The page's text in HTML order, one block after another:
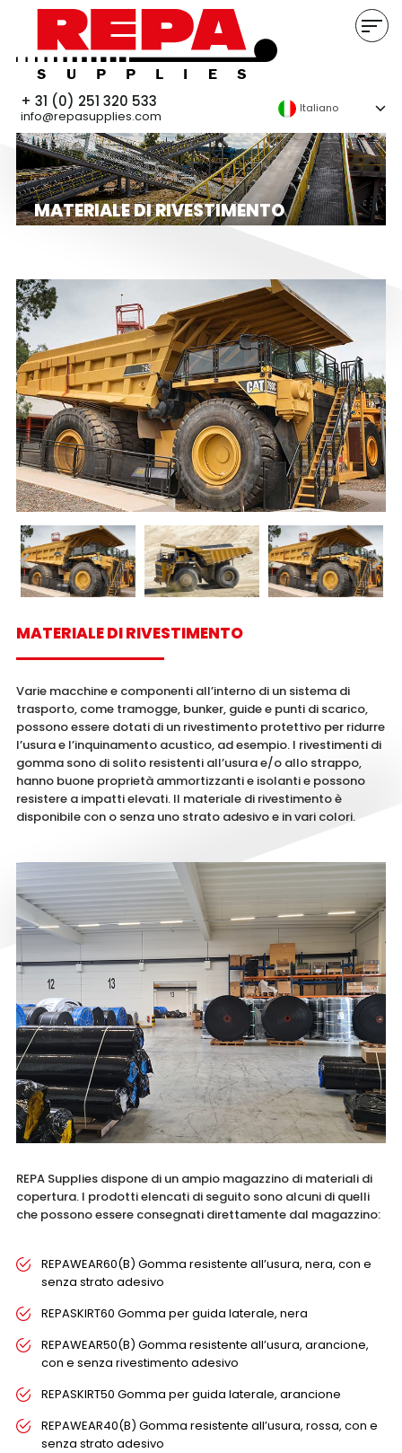
+ 31 (0) 251 320 533
info@repasupplies.com Italiano
MATERIALE DI RIVESTIMENTO
MATERIALE DI RIVESTIMENTO
Varie macchine e componenti all’interno di un sistema di
trasporto, come tramogge, bunker, guide e punti di scarico,
possono essere dotati di un rivestimento protettivo per ridurre
l’usura e l’inquinamento acustico, ad esempio. I rivestimenti di
gomma sono di solito resistenti all’usura e/o allo strappo,
hanno buone proprietà ammortizzanti e isolanti e possono
resistere a impatti elevati. Il materiale di rivestimento è
disponibile con o senza uno strato adesivo e in vari colori.
REPA Supplies dispone di un ampio magazzino di materiali di
copertura. I prodotti elencati di seguito sono alcuni di quelli
che possono essere consegnati direttamente dal magazzino:
REPAWEAR60(B) Gomma resistente all’usura, nera, con e
senza strato adesivo
REPASKIRT60 Gomma per guida laterale, nera
REPAWEAR50(B) Gomma resistente all’usura, arancione,
con e senza rivestimento adesivo
REPASKIRT50 Gomma per guida laterale, arancione
REPAWEAR40(B) Gomma resistente all’usura, rossa, con e
senza strato adesivo